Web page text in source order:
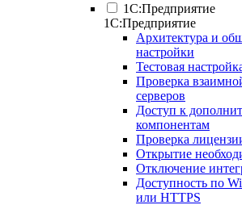
1С:Предприятие
1С:Предприятие
Архитектура и
настройки
Тестовая
Проверка
серверов
Доступ к
компонентам
Проверка
Открытие
Отключение
Доступность по
или HTTPS